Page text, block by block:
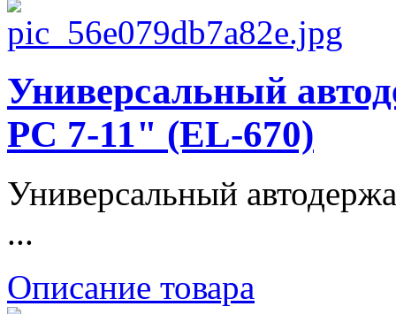
Универсальный
PC 7-11" (EL-670)
Универсальный
...
Описание товара